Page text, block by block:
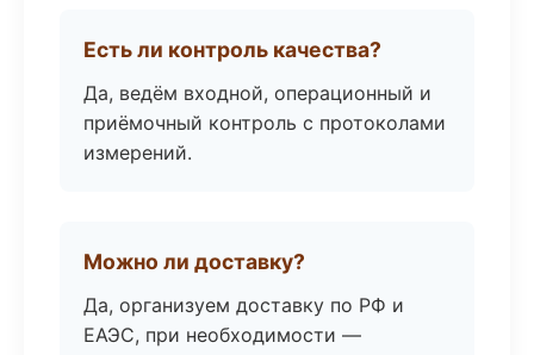
Есть ли контроль качества?
Да, ведём входной, операционный и
приёмочный контроль с протоколами
измерений.
Можно ли доставку?
Да, организуем доставку по РФ и
ЕАЭС, при необходимости —